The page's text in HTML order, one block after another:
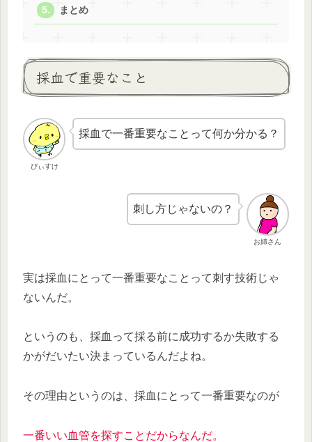
まとめ
採血で重要なこと
ぴぃすけ
採血で一番重要なことって何か分かる？
お姉さん
刺し方じゃないの？
実は採血にとって一番重要なことって刺す技術じゃ
ないんだ。
というのも、採血って採る前に成功するか失敗する
かがだいたい決まっているんだよね。
その理由というのは、採血にとって一番重要なのが
一番いい血管を探すことだからなんだ。